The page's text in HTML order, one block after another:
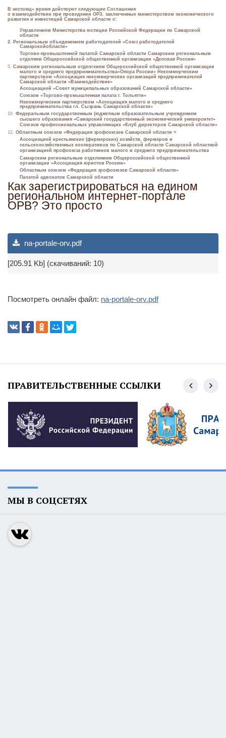
В нестоящ» время действуют следующие Соглашения
о взаимодействии при проведении ОРЗ. заключенные министерством экономического
развития и инвестиций Самарской области с:
Управлением Министерства юстиции Российской Федерации по Самарской
области
2. Региональным объединением работодателей «Союз работодателей
Самарскойобласти»
Торгово-промышленной палатой Самарской области Самарским региональным
отделяем Общероссийской общественной организации «Деловая Россия»
5. Самарским региональным отделгхием Общероссийской общественной организации
малого и среднего предпринимательства«Опора России» Некоммерческим
партнерством «Ассоциация некоммерческих организаций предпринимателей
Самарской области «Взаимодействие»
Ассоциацией «Совет муниципальных образований Самарской области»
Союзом «Торгово-промышленная палата г. Тольятти»
Некоммерческим партнерством «Ассоциация малого и среднего
предпринимательства гл. Сызрань Самарсхой области»
10. Федеральным государственным (юджетным образовательным учреждением
сысшего образования «Самарский государственный экономический университет»
Союзом профессиональных управляющих «Клуб директоров Самарской области»
12. Областным союзом «Федерация зрофсоюзов Самарской области >
Ассоциацией крестьянских (фермерских) хозяйств, фермеров и
сельскохозяйственных кооперативов по Самарской области Самарской областной
организацией профсоюза работников малого и среднего предпринимательства
Самарским региональным отделением Общероссийской общественной
организации «Ассоциация юристов России»
Областным союзом «Федерация зрофсоюзов Самарской области»
Палатой адвокатов Самарской области
Как зарегистрироваться на едином
региональном интернет-портале
ОРВ? Это просто
na-portale-orv.pdf
[205.91 Kb] (cкачиваний: 10)
Посмотреть онлайн файл: na-portale-orv.pdf
ПРАВИТЕЛЬСТВЕННЫЕ ССЫЛКИ
МЫ В СОЦСЕТЯХ